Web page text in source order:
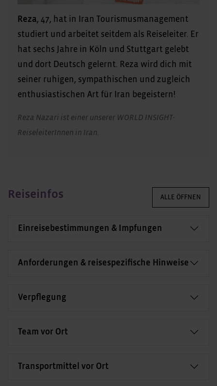
Reza, 47, hat in Iran Tourismusmanagement
studiert und arbeitet seitdem als Reiseleiter. Er
hat sechs Jahre in Köln und Stuttgart gelebt
und dort Deutsch gelernt. Reza wird dich mit
seiner ruhigen, sympathischen und zugleich
enthusiastischen Art für Iran begeistern!
Reza Nazari ist einer unserer WORLD INSIGHT-
ReiseleiterInnen in Iran.
Reiseinfos ALLE ÖFFNEN
Einreisebestimmungen & Impfungen
Anforderungen & reisespezifische Hinweise
Verpflegung
Team vor Ort
Transportmittel vor Ort